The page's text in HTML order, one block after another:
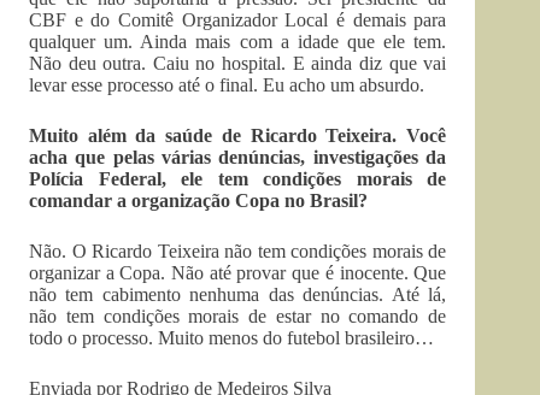
CBF e do Comitê Organizador Local é demais para
qualquer um. Ainda mais com a idade que ele tem.
Não deu outra. Caiu no hospital. E ainda diz que vai
levar esse processo até o final. Eu acho um absurdo.
Muito além da saúde de Ricardo Teixeira. Você
acha que pelas várias denúncias, investigações da
Polícia Federal, ele tem condições morais de
comandar a organização Copa no Brasil?
Não. O Ricardo Teixeira não tem condições morais de
organizar a Copa. Não até provar que é inocente. Que
não tem cabimento nenhuma das denúncias. Até lá,
não tem condições morais de estar no comando de
todo o processo. Muito menos do futebol brasileiro…
Enviada por Rodrigo de Medeiros Silva